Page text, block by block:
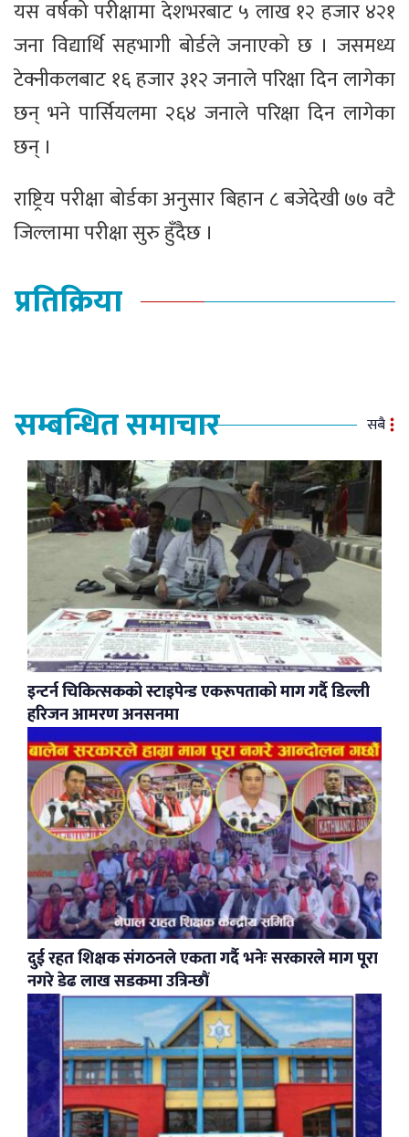
यस वर्षको परीक्षामा देशभरबाट ५ लाख १२ हजार ४२१
जना विद्यार्थि सहभागी बोर्डले जनाएको छ । जसमध्य
टेक्नीकलबाट १६ हजार ३१२ जनाले परिक्षा दिन लागेका
छन् भने पार्सियलमा २६४ जनाले परिक्षा दिन लागेका
छन् ।
राष्ट्रिय परीक्षा बोर्डका अनुसार बिहान ८ बजेदेखी ७७ वटै
जिल्लामा परीक्षा सुरु हुँदैछ ।
प्रतिक्रिया
सम्बन्धित समाचार सबै
इन्टर्न चिकित्सकको स्टाइपेन्ड एकरूपताको माग गर्दै डिल्ली
हरिजन आमरण अनसनमा
दुई रहत शिक्षक संगठनले एकता गर्दै भनेः सरकारले माग पूरा
नगरे डेढ लाख सडकमा उत्रिन्छौं